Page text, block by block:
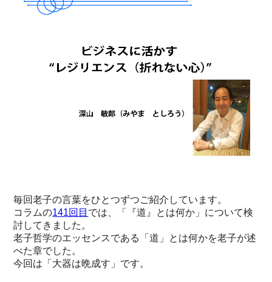
毎回老子の言葉をひとつずつご紹介しています。
コラムの141回目 では、「『道』とは何か」について検
討してきました。
老子哲学のエッセンスである「道」とは何かを老子が述
べた章でした。
今回は「大器は晩成す」です。